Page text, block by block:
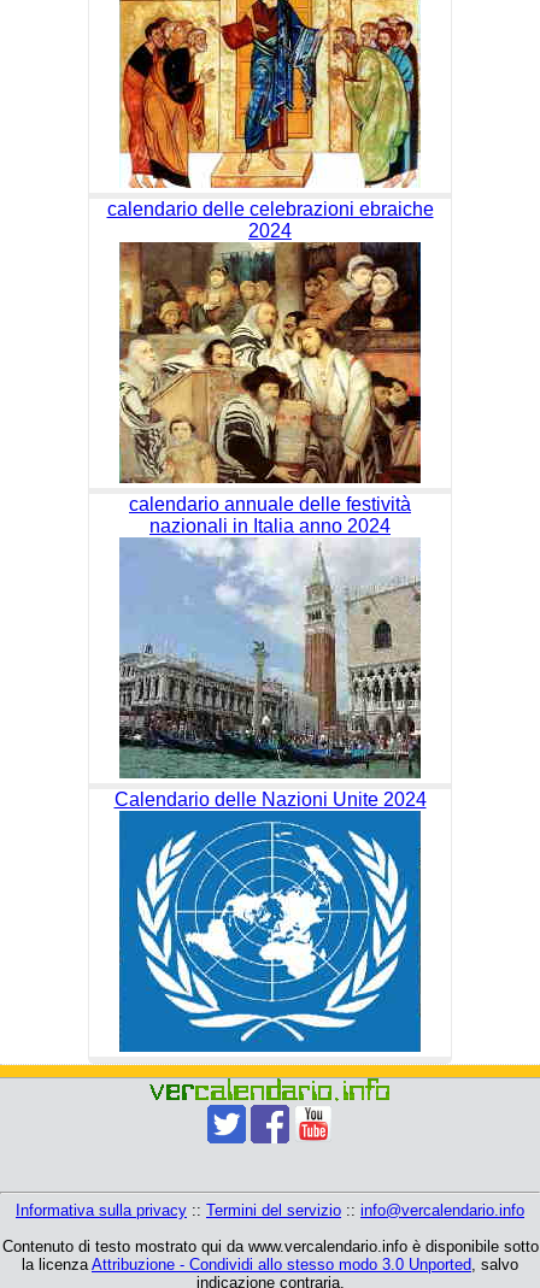
calendario delle celebrazioni ebraiche
2024
calendario annuale delle festività
nazionali in Italia anno 2024
Calendario delle Nazioni Unite 2024
Informativa sulla privacy :: Termini del servizio :: info@vercalendario.info
Contenuto di testo mostrato qui da www.vercalendario.info è disponibile sotto
la licenzaAttribuzione - Condividi allo stesso modo 3.0 Unported, salvo
indicazione contraria.